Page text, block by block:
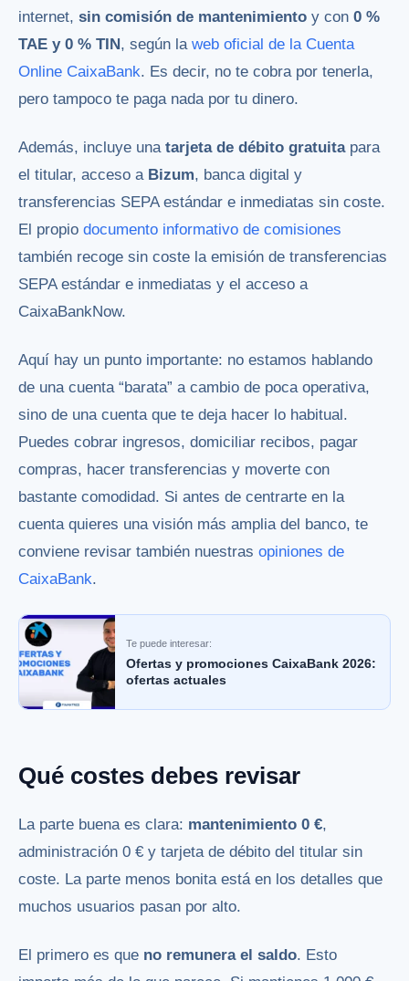
internet, sin comisión de mantenimiento y con 0 %
TAE y 0 % TIN, según la web oficial de la Cuenta
Online CaixaBank. Es decir, no te cobra por tenerla,
pero tampoco te paga nada por tu dinero.
Además, incluye una tarjeta de débito gratuitapara
el titular, acceso a Bizum, banca digital y
transferencias SEPA estándar e inmediatas sin coste.
El propio documento informativo de comisiones
también recoge sin coste la emisión de transferencias
SEPA estándar e inmediatas y el acceso a
CaixaBankNow.
Aquí hay un punto importante: no estamos hablando
de una cuenta “barata” a cambio de poca operativa,
sino de una cuenta que te deja hacer lo habitual.
Puedes cobrar ingresos, domiciliar recibos, pagar
compras, hacer transferencias y moverte con
bastante comodidad. Si antes de centrarte en la
cuenta quieres una visión más amplia del banco, te
conviene revisar también nuestras opiniones de
CaixaBank.
Te puede interesar:
Ofertas y promociones CaixaBank 2026:
ofertas actuales
Qué costes debes revisar
La parte buena es clara: mantenimiento 0 €,
administración 0 € y tarjeta de débito del titular sin
coste. La parte menos bonita está en los detalles que
muchos usuarios pasan por alto.
El primero es que no remunera el saldo. Esto